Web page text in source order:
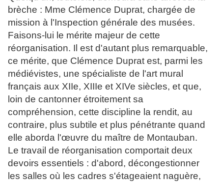
brèche : Mme Clémence Duprat, chargée de
mission à l'Inspection générale des musées.
Faisons-lui le mérite majeur de cette
réorganisation. Il est d'autant plus remarquable,
ce mérite, que Clémence Duprat est, parmi les
médiévistes, une spécialiste de l'art mural
français aux XIIe, XIIIe et XIVe siècles, et que,
loin de cantonner étroitement sa
compréhension, cette discipline la rendit, au
contraire, plus subtile et plus pénétrante quand
elle aborda l'œuvre du maître de Montauban.
Le travail de réorganisation comportait deux
devoirs essentiels : d'abord, décongestionner
les salles où les cadres s'étageaient naguère,